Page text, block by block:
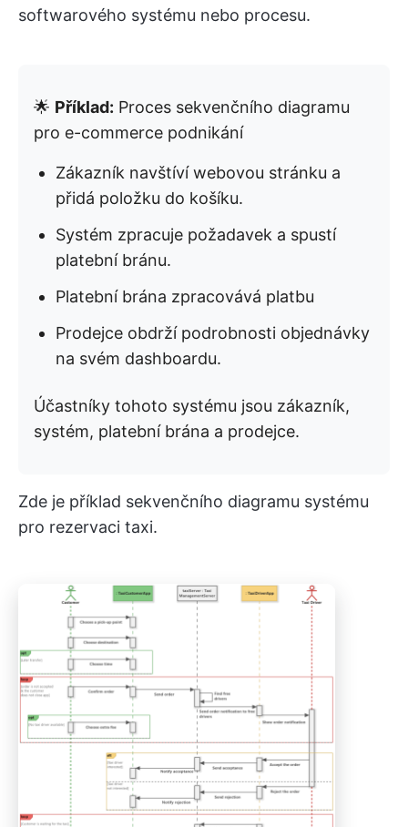
softwarového systému nebo procesu.
🌟 Příklad: Proces sekvenčního diagramu
pro e-commerce podnikání
Zákazník navštíví webovou stránku a
přidá položku do košíku.
Systém zpracuje požadavek a spustí
platební bránu.
Platební brána zpracovává platbu
Prodejce obdrží podrobnosti objednávky
na svém dashboardu.
Účastníky tohoto systému jsou zákazník,
systém, platební brána a prodejce.
Zde je příklad sekvenčního diagramu systému
pro rezervaci taxi.